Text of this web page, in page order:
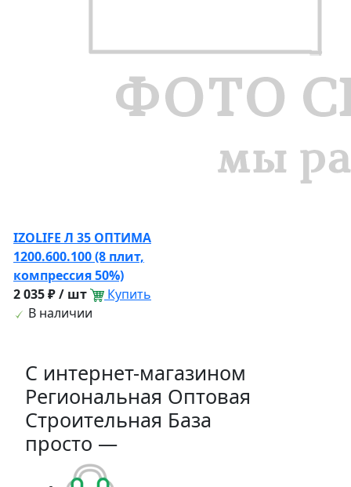
IZOLIFE Л 35 ОПТИМА
1200.600.100 (8 плит,
компрессия 50%)
2 035 ₽ / шт
Купить
В наличии
C интернет-магазином
Региональная Оптовая
Строительная База
просто —